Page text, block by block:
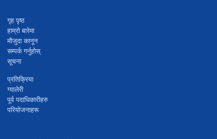
गृह पृष्ठ
हाम्रो बारेमा
मौजुदा कानून
सम्पर्क गर्नुहोस्
सूचना
प्रतिक्रिया
ग्यालेरी
पूर्व पदाधिकारीहरु
परियोजनाहरू